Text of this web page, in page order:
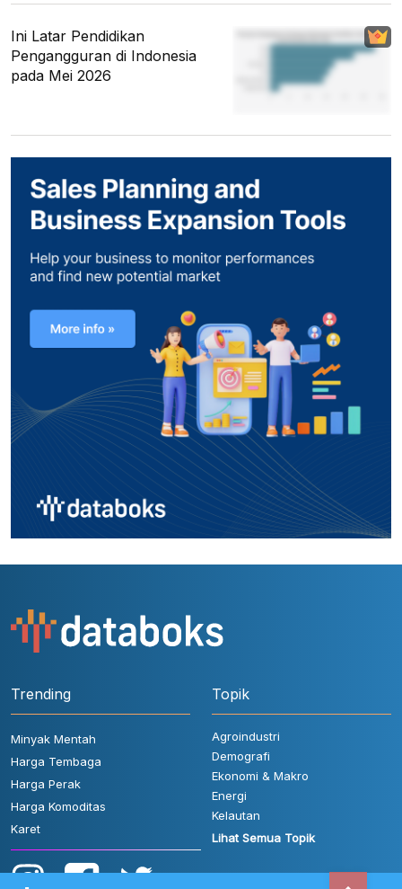
Ini Latar Pendidikan
Pengangguran di Indonesia
pada Mei 2026
Trending
Minyak Mentah
Harga Tembaga
Harga Perak
Harga Komoditas
Karet
Topik
Agroindustri
Demografi
Ekonomi & Makro
Energi
Kelautan
Lihat Semua Topik